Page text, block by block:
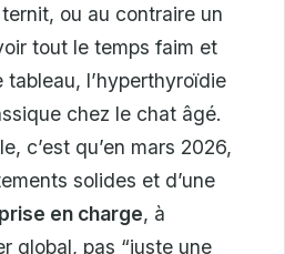
ou au contraire un
tout le temps faim et
l’hyperthyroïdie
chez le chat âgé.
c’est qu’en mars 2026,
solides et d’une
prise en charge, à
global, pas “juste une